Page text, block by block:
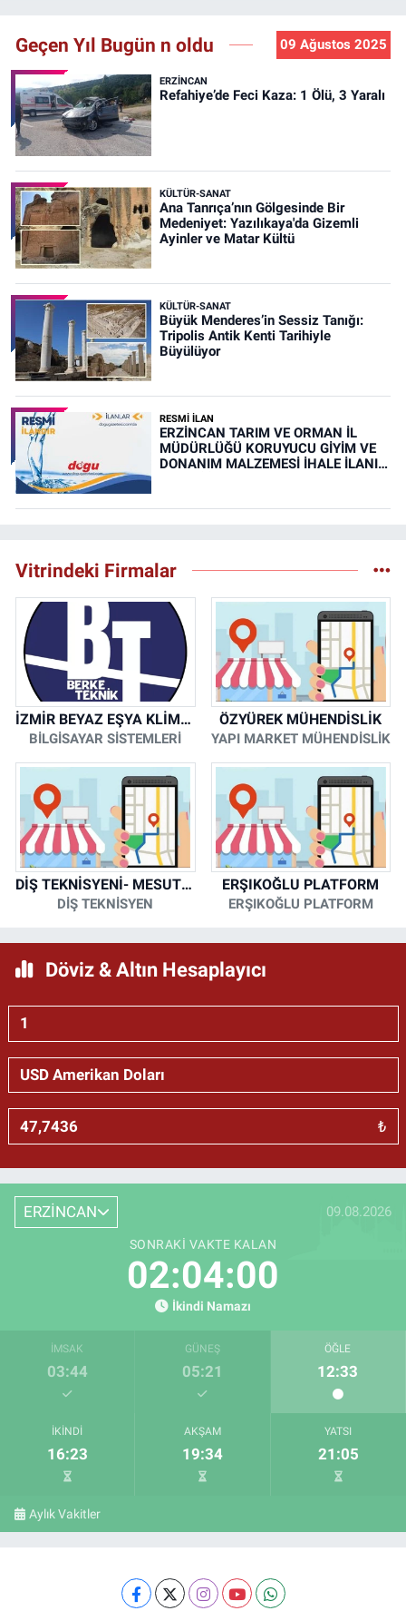
Geçen Yıl Bugün n oldu 09 Ağustos 2025
ERZINCAN
Refahiye’de Feci Kaza: 1 Ölü, 3 Yaralı
KÜLTÜR-SANAT
Ana Tanrıça’nın Gölgesinde Bir
Medeniyet: Yazılıkaya'da Gizemli
Ayinler ve Matar Kültü
KÜLTÜR-SANAT
Büyük Menderes’in Sessiz Tanığı:
Tripolis Antik Kenti Tarihiyle
Büyülüyor
RESMİ İLAN
ERZİNCAN TARIM VE ORMAN İL
MÜDÜRLÜĞÜ KORUYUCU GİYİM VE
DONANIM MALZEMESİ İHALE İLANI
Vitrindeki Firmalar
İZMİR BEYAZ EŞYA KLİMA KOMBİ SERVİSİ
BİLGİSAYAR SİSTEMLERİ
ÖZYÜREK MÜHENDİSLİK
YAPI MARKET MÜHENDİSLİK
DİŞ TEKNİSYENİ- MESUT KORKMAZ
DİŞ TEKNİSYEN
ERŞIKOĞLU PLATFORM
ERŞIKOĞLU PLATFORM
Döviz & Altın Hesaplayıcı
₺
ERZİNCAN 09.08.2026
SONRAKI VAKTE KALAN
02:03:59
İkindi Namazı
İMSAK
03:44
GÜNEŞ
05:21
ÖĞLE
12:33
İKINDI
16:23
AKŞAM
19:34
YATSI
21:05
Aylık Vakitler